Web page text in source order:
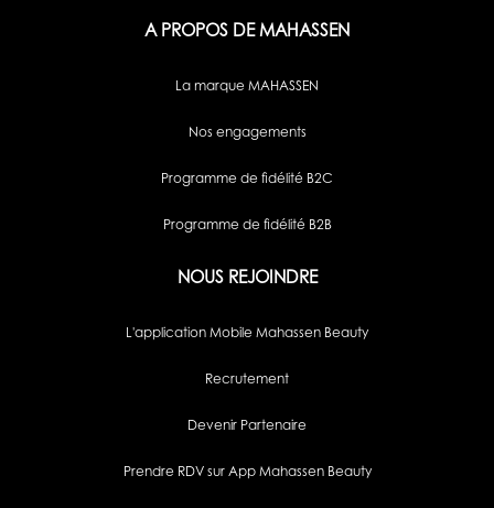
A PROPOS DE MAHASSEN
La marque MAHASSEN
Nos engagements
Programme de fidélité B2C
Programme de fidélité B2B
NOUS REJOINDRE
L'application Mobile Mahassen Beauty
Recrutement
Devenir Partenaire
Prendre RDV sur App Mahassen Beauty